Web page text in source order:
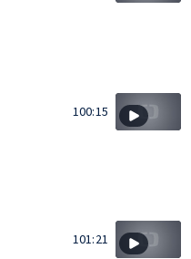
100:15
101:21